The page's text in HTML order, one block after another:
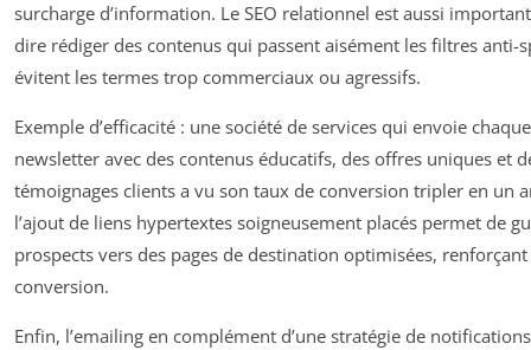
surcharge d’information. Le SEO relationnel est aussi
dire rédiger des contenus qui passent aisément les filtres anti-
évitent les termes trop commerciaux ou agressifs.
Exemple d’efficacité : une société de services qui envoie
newsletter avec des contenus éducatifs, des offres uniques et
témoignages clients a vu son taux de conversion tripler en un
l’ajout de liens hypertextes soigneusement placés permet de
prospects vers des pages de destination optimisées,
conversion.
Enfin, l’emailing en complément d’une stratégie de